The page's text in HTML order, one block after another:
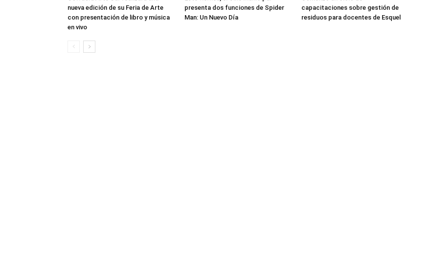
nueva edición de su Feria de Arte
con presentación de libro y música
en vivo
presenta dos funciones de Spider
Man: Un Nuevo Día
capacitaciones sobre gestión de
residuos para docentes de Esquel